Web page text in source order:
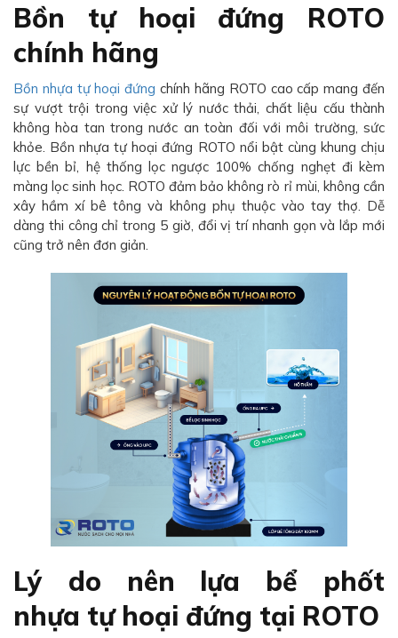
Bồn tự hoại đứng ROTO
chính hãng
Bồn nhựa tự hoại đứng chính hãng ROTO cao cấp mang đến
sự vượt trội trong việc xử lý nước thải, chất liệu cấu thành
không hòa tan trong nước an toàn đối với môi trường, sức
khỏe. Bồn nhựa tự hoại đứng ROTO nổi bật cùng khung chịu
lực bền bỉ, hệ thống lọc ngược 100% chống nghẹt đi kèm
màng lọc sinh học. ROTO đảm bảo không rò rỉ mùi, không cần
xây hầm xí bê tông và không phụ thuộc vào tay thợ. Dễ
dàng thi công chỉ trong 5 giờ, đổi vị trí nhanh gọn và lắp mới
cũng trở nên đơn giản.
Lý do nên lựa bể phốt
nhựa tự hoại đứng tại ROTO